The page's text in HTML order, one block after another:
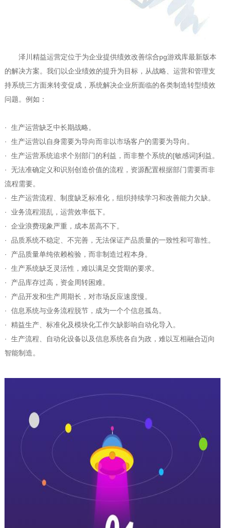
泽川精益运营定位于为企业提供绩效改善综合pg游戏库最新版本
的解决方案。我们以企业绩效的提升为目标，从战略、运营和管理支
持系统三方面来转变促成，系统解决企业所面临的各类制造转型绩效
问题。例如：
· 生产运营缺乏中长期战略。
· 生产运营以自身需要为导向而非以市场客户的需要为导向。
· 生产运营系统追求个别部门的利益，而非整个系统的[敏感词]利益。
· 无法准确定义和识别创造价值的流程，资源配置根据部门需要而非
流程需要。
· 生产运营流程、制度缺乏标准化，组织持续学习和改善能力欠缺。
· 业务流程混乱，运营效率低下。
· 企业浪费现象严重，成本居高不下。
· 品质系统不稳定、不完善，无法保证产品质量的一致性和可靠性。
· 产品质量单纯依赖检验，而非制造过程本身。
· 生产系统缺乏灵活性，难以满足交货期的要求。
· 产品库存过高，资金周转困难。
· 产品开发和生产周期长，对市场反应速度慢。
· 信息系统与业务流程脱节，成为一个个信息孤岛。
· 精益生产、标准化及模块化工作欠缺影响自动化导入。
· 生产流程、自动化设备以及信息系统各自为政，难以互相融合迈向
智能制造。